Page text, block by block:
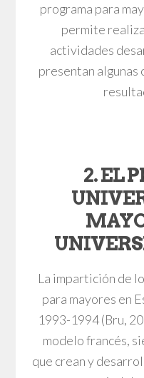
programa para
permite
actividades
presentan algunas
2. EL
La impartición de
para mayores en
1993-1994 (Bru,
modelo francés,
que crean y